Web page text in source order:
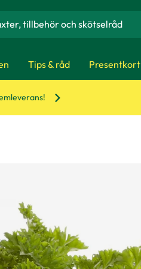
Tips & råd Presentkort